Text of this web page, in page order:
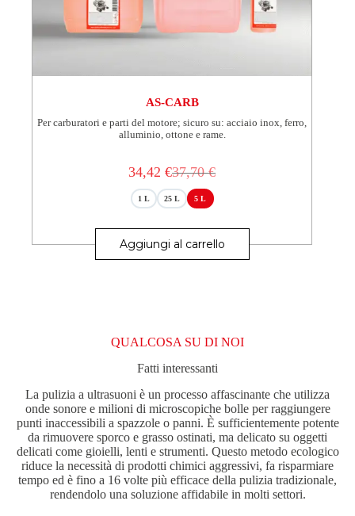
AS-CARB
Per carburatori e parti del motore; sicuro su: acciaio inox, ferro,
alluminio, ottone e rame.
37,70€
Il
prezzo
originale
34,42€Il
prezzo
attuale
1 L 25 L 5 L
Aggiungi al carrello
prodotto
ha
essere
scelte
nella
del
prodotto
QUALCOSA SU DI NOI
Fatti interessanti
La pulizia a ultrasuoni è un processo affascinante che utilizza
onde sonore e milioni di microscopiche bolle per raggiungere
punti inaccessibili a spazzole o panni. È sufficientemente potente
da rimuovere sporco e grasso ostinati, ma delicato su oggetti
delicati come gioielli, lenti e strumenti. Questo metodo ecologico
riduce la necessità di prodotti chimici aggressivi, fa risparmiare
tempo ed è fino a 16 volte più efficace della pulizia tradizionale,
rendendolo una soluzione affidabile in molti settori.